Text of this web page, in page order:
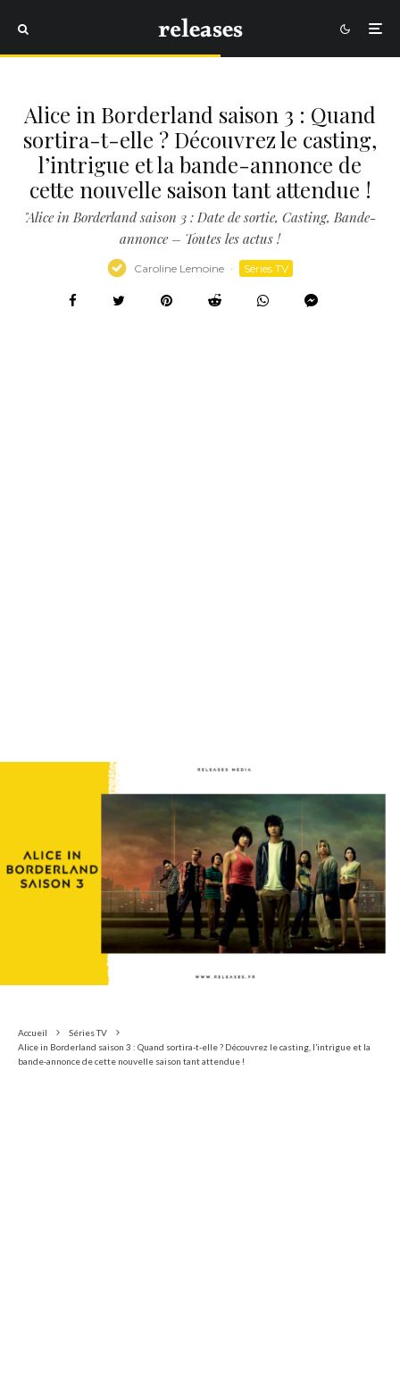
Alice in Borderland saison 3 : Quand
sortira-t-elle ? Découvrez le casting,
l’intrigue et la bande-annonce de
cette nouvelle saison tant attendue !
"Alice in Borderland saison 3 : Date de sortie, Casting, Bande-
annonce – Toutes les actus !
Caroline Lemoine · Séries TV
Accueil
Séries TV
Alice in Borderland saison 3 : Quand sortira-t-elle ? Découvrez le casting, l’intrigue et la
bande-annonce de cette nouvelle saison tant attendue !